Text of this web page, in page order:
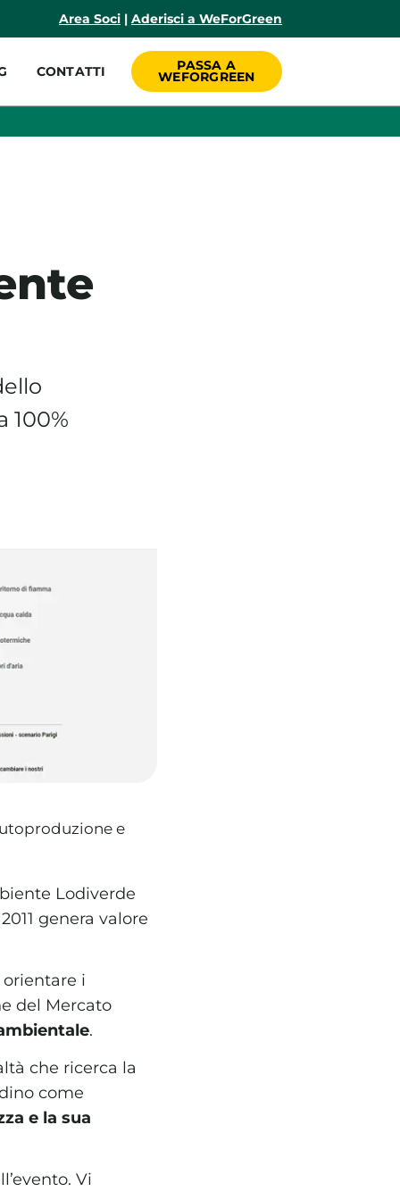
Area Soci | Aderisci a WeForGreen
CONTATTI
PASSA A
WEFORGREEN
100%
e
Lodiverde
genera valore
i
del Mercato
.
che ricerca la
come
e la sua
Vi